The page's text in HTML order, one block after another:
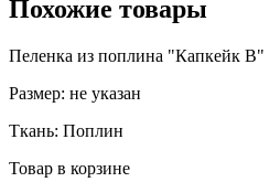
Похожие товары
Пеленка из поплина "Капкейк В"
Размер: не указан
Ткань: Поплин
Товар в корзине